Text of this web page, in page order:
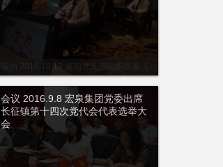
活动 2016.10.13 第四党支部组织观看《一
会议 2016.9.8 宏泉集团党委出席
长征镇第十四次党代会代表选举大
会